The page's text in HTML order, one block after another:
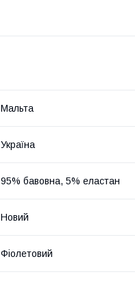
Мальта
Україна
95% бавовна, 5% еластан
Новий
Фіолетовий